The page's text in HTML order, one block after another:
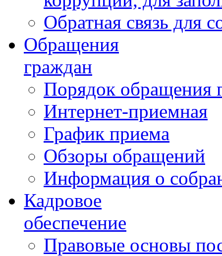
Обратная связь для
Обращения
граждан
Порядок обращения
Интернет-приемная
График приема
Обзоры обращений
Информация о
Кадровое
обеспечение
Правовые основы